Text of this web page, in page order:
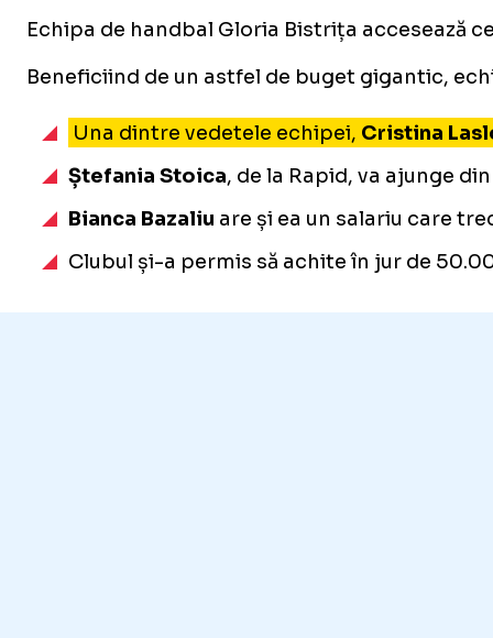
Echipa de handbal Gloria Bistrița accesează
Beneficiind de un astfel de buget gigantic,
Una dintre vedetele echipei, Cristina
Ștefania Stoica, de la Rapid, va ajunge
Bianca Bazaliu are și ea un salariu care
Clubul și-a permis să achite în jur de